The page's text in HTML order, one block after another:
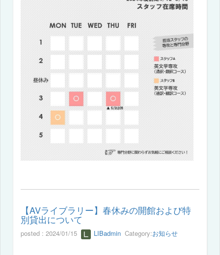
【AVライブラリー】春休みの開館および特
別貸出について
posted : 2024/01/15 LIBadmin Category:お知らせ